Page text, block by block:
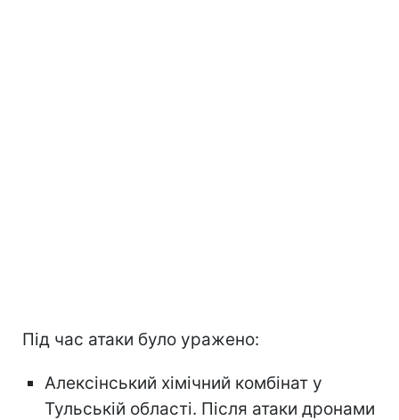
Під час атаки було уражено:
Алексінський хімічний комбінат у
Тульській області. Після атаки дронами